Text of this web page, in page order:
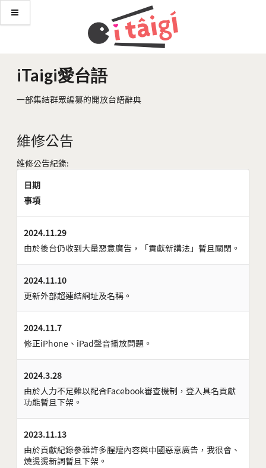
iTaigi愛台語
一部集結群眾編纂的開放台語辭典
維修公告
維修公告紀錄:
日期
事項
2024.11.29
由於後台仍收到大量惡意廣告，「貢獻新講法」暫且關閉。
2024.11.10
更新外部超連結網址及名稱。
2024.11.7
修正iPhone、iPad聲音播放問題。
2024.3.28
由於人力不足難以配合Facebook審查機制，登入具名貢獻
功能暫且下架。
2023.11.13
由於貢獻紀錄參雜許多腥羶內容與中國惡意廣告，我很會、
燒燙燙新詞暫且下架。